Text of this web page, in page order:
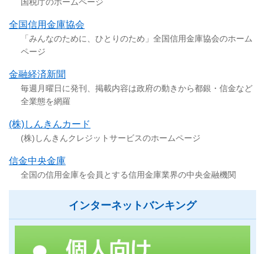
国税庁のホームページ
全国信用金庫協会
「みんなのために、ひとりのため」全国信用金庫協会のホーム
ページ
金融経済新聞
毎週月曜日に発刊、掲載内容は政府の動きから都銀・信金など
全業態を網羅
(株)しんきんカード
(株)しんきんクレジットサービスのホームページ
信金中央金庫
全国の信用金庫を会員とする信用金庫業界の中央金融機関
インターネットバンキング